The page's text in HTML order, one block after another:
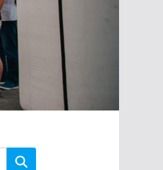
Szukaj